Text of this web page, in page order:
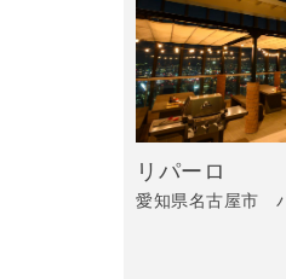
リパーロ
愛知県名古屋市